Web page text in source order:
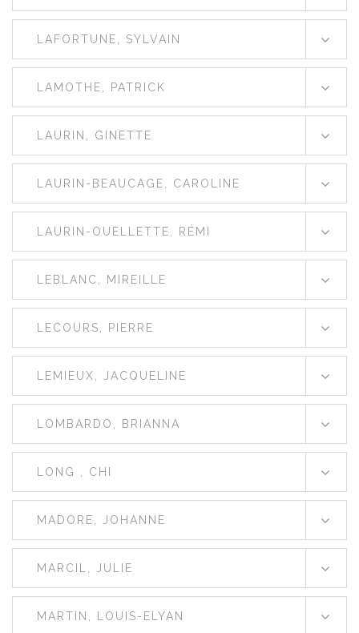
LAFORTUNE, SYLVAIN
LAMOTHE, PATRICK
LAURIN, GINETTE
LAURIN-BEAUCAGE, CAROLINE
LAURIN-OUELLETTE, RÉMI
LEBLANC, MIREILLE
LECOURS, PIERRE
LEMIEUX, JACQUELINE
LOMBARDO, BRIANNA
LONG , CHI
MADORE, JOHANNE
MARCIL, JULIE
MARTIN, LOUIS-ELYAN